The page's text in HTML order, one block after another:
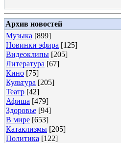
Архив новостей
Музыка [899]
Новинки эфира [125]
Видеоклипы [205]
Литература [67]
Кино [75]
Культура [205]
Театр [42]
Афиша [479]
Здоровье [94]
В мире [653]
Катаклизмы [205]
Политика [122]